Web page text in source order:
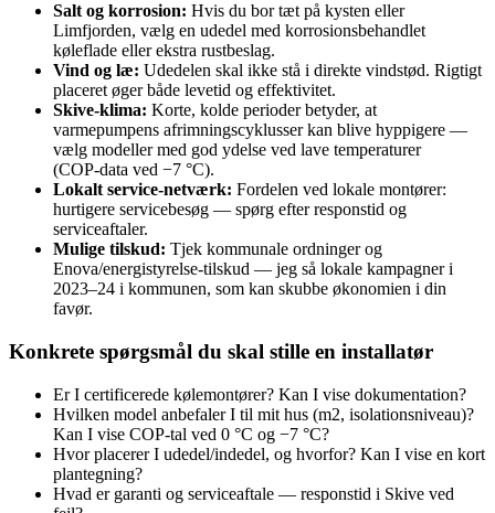
Salt og korrosion: Hvis du bor tæt på kysten eller
Limfjorden, vælg en udedel med korrosionsbehandlet
køleflade eller ekstra rustbeslag.
Vind og læ: Udedelen skal ikke stå i direkte vindstød. Rigtigt
placeret øger både levetid og effektivitet.
Skive‑klima: Korte, kolde perioder betyder, at
varmepumpens afrimningscyklusser kan blive hyppigere —
vælg modeller med god ydelse ved lave temperaturer
(COP‑data ved −7 °C).
Lokalt service‑netværk: Fordelen ved lokale montører:
hurtigere servicebesøg — spørg efter responstid og
serviceaftaler.
Mulige tilskud: Tjek kommunale ordninger og
Enova/energistyrelse‑tilskud — jeg så lokale kampagner i
2023–24 i kommunen, som kan skubbe økonomien i din
favør.
Konkrete spørgsmål du skal stille en installatør
Er I certificerede kølemontører? Kan I vise dokumentation?
Hvilken model anbefaler I til mit hus (m2, isolationsniveau)?
Kan I vise COP‑tal ved 0 °C og −7 °C?
Hvor placerer I udedel/indedel, og hvorfor? Kan I vise en kort
plantegning?
Hvad er garanti og serviceaftale — responstid i Skive ved